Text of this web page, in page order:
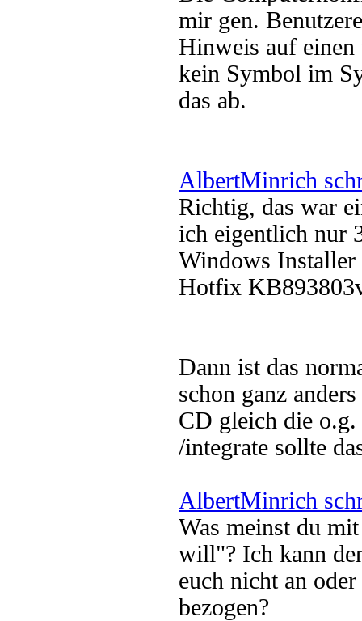
mir gen.
Hinweis auf
kein Symbol im
das ab.
AlbertMinrich
Richtig, das war
ich eigentlich nur
Windows
Hotfix
Dann ist das
schon ganz
CD gleich die
/integrate sollte
AlbertMinrich
Was meinst du
will"? Ich kann
euch nicht an
bezogen?